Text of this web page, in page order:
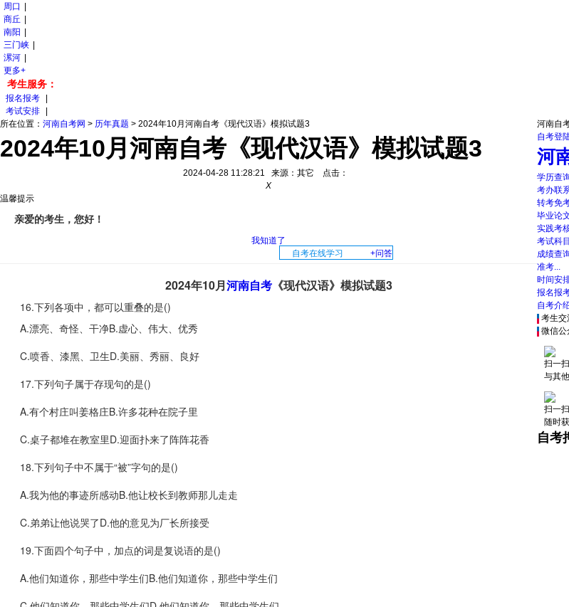
周口
商丘
南阳
三门峡
漯河
更多+
考生服务：
报名报考
考试安排
所在位置： 河南自考网 > 历年真题 > 2024年10月河南自考《现代汉语》模拟试题3
2024年10月河南自考《现代汉语》模拟试题3
2024-04-28 11:28:21 来源：其它 点击：
X
温馨提示
亲爱的考生，您好！
我知道了
自考在线学习
+问答
2024年10月河南自考《现代汉语》模拟试题3
16.下列各项中，都可以重叠的是()
A.漂亮、奇怪、干净B.虚心、伟大、优秀
C.喷香、漆黑、卫生D.美丽、秀丽、良好
17.下列句子属于存现句的是()
A.有个村庄叫姜格庄B.许多花种在院子里
C.桌子都堆在教室里D.迎面扑来了阵阵花香
18.下列句子中不属于“被”字句的是()
A.我为他的事迹所感动B.他让校长到教师那儿走走
C.弟弟让他说哭了D.他的意见为厂长所接受
19.下面四个句子中，加点的词是复说语的是()
A.他们知道你，那些中学生们B.他们知道你，那些中学生们
河南自
自考登
河
学历查
考办联
转考免
毕业论
实践考
考试科目
成绩查
准考...
时间安
报名报
自考介
考生交
微信公
扫一
与其
扫一
随时
自考